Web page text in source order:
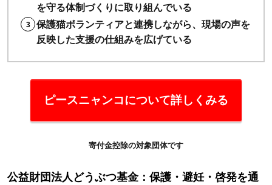
を守る体制づくりに取り組んでいる
保護猫ボランティアと連携しながら、現場の声を
反映した支援の仕組みを広げている
ピースニャンコについて詳しくみる
寄付金控除の対象団体です
公益財団法人どうぶつ基金：保護・避妊・啓発を通